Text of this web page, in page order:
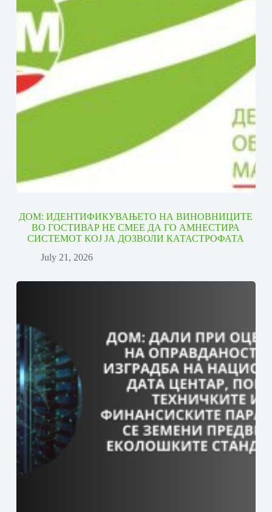
ДОМ: ИДЕНТИФИКУВАЊЕТО НА ВИНОВНИЦИТЕ
ВО ГОСТИВАР НЕ СМЕЕ ДА ГО АМНЕСТИРА
СИСТЕМОТ КОЈ ЈА ДОЗВОЛИ КАТАСТРОФАТА
July 21, 2026